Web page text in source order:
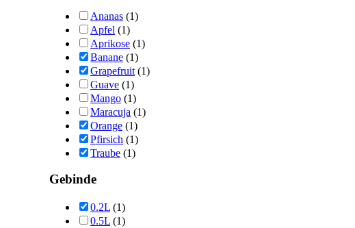
Ananas (1)
Apfel (1)
Aprikose (1)
Banane (1)
Grapefruit (1)
Guave (1)
Mango (1)
Maracuja (1)
Orange (1)
Pfirsich (1)
Traube (1)
Gebinde
0.2L (1)
0.5L (1)